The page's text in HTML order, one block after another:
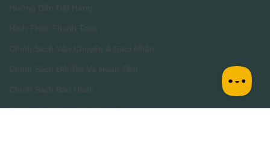
Chính sách bảo mật thông tin